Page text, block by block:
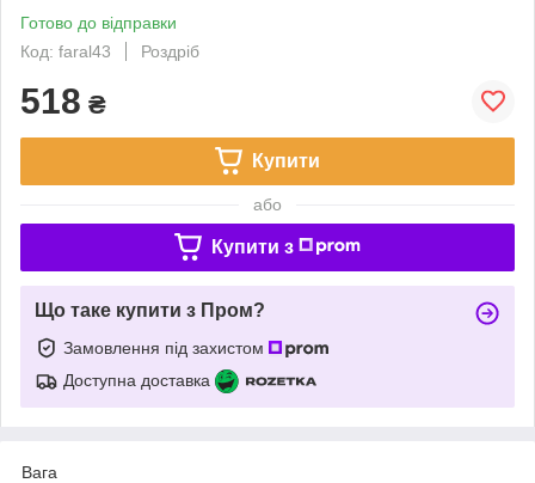
Готово до відправки
Код: faral43
Роздріб
518 ₴
Купити
або
Купити з
Що таке купити з Пром?
Замовлення під захистом
Доступна доставка
Вага